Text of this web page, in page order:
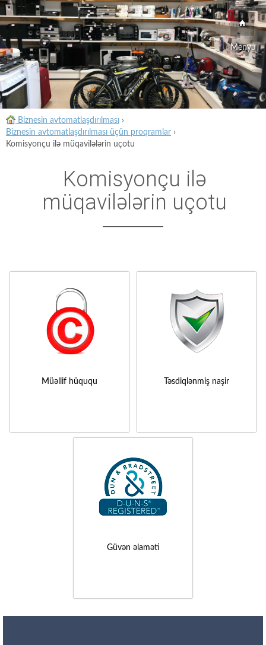
Menyu
Biznesin avtomatlaşdırılması ›
Biznesin avtomatlaşdırılması üçün proqramlar ›
Komisyonçu ilə müqavilələrin uçotu
Komisyonçu ilə
müqavilələrin uçotu
Müəllif hüququ Təsdiqlənmiş naşir
Güvən əlaməti